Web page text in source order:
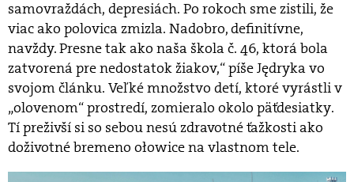
samovraždách, depresiách. Po rokoch sme zistili, že
viac ako polovica zmizla. Nadobro, definitívne,
navždy. Presne tak ako naša škola č. 46, ktorá bola
zatvorená pre nedostatok žiakov,“ píše Jędryka vo
svojom článku. Veľké množstvo detí, ktoré vyrástli v
„olovenom“ prostredí, zomieralo okolo päťdesiatky.
Tí preživší si so sebou nesú zdravotné ťažkosti ako
doživotné bremeno ołowice na vlastnom tele.